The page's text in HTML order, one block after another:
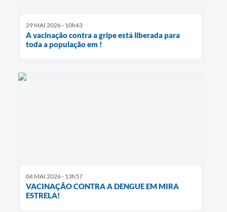
29 MAI 2026 - 10h43
A vacinação contra a gripe está liberada para
toda a população em !
04 MAI 2026 - 13h57
VACINAÇÃO CONTRA A DENGUE EM MIRA
ESTRELA!